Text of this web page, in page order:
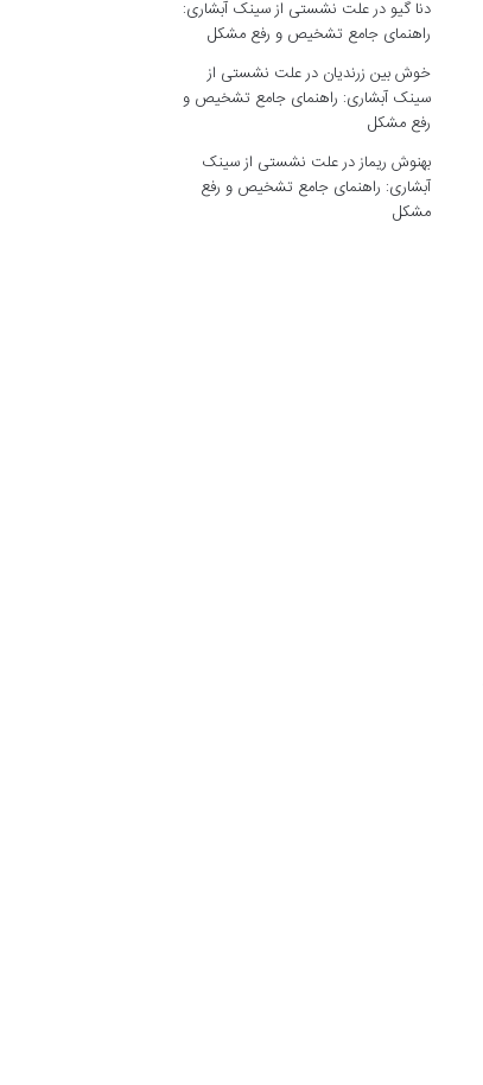
دنا گیو درعلت نشستی از سینک آبشاری:
راهنمای جامع تشخیص و رفع مشکل
خوش بین زرندیان درعلت نشستی از
سینک آبشاری: راهنمای جامع تشخیص و
رفع مشکل
بهنوش ریمازدرعلت نشستی از سینک
آبشاری: راهنمای جامع تشخیص و رفع
مشکل